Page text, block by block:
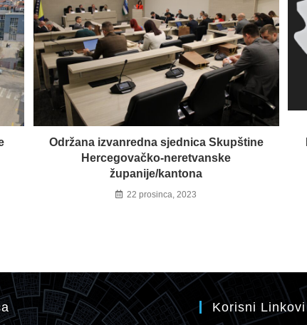
Održana izvanredna sjednica Skupštine
Hercegovačko-neretvanske
županije/kantona
22 prosinca, 2023
Korisni Linkovi